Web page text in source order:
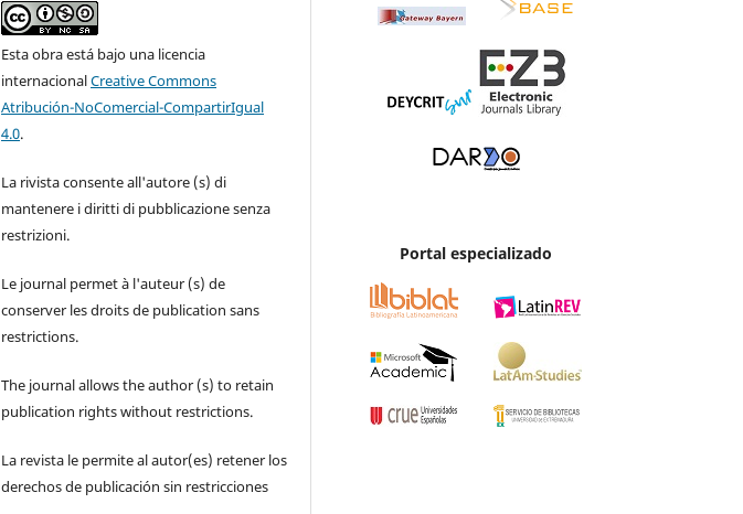
Esta obra está bajo una licencia
internacionalCreative Commons
Atribución-NoComercial-CompartirIgual
4.0.
La rivista consente all'autore (s) di
mantenere i diritti di pubblicazione senza
restrizioni.
Le journal permet à l'auteur (s) de
conserver les droits de publication sans
restrictions.
The journal allows the author (s) to retain
publication rights without restrictions.
La revista le permite al autor(es) retener los
derechos de publicación sin restricciones
Portal especializado